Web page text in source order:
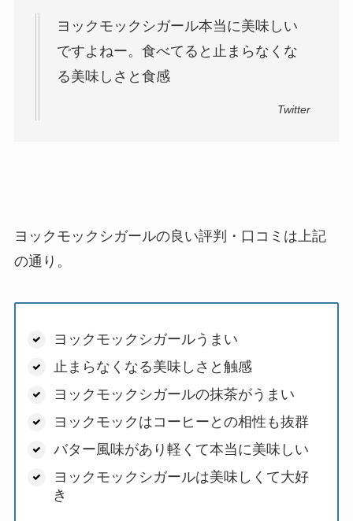
ヨックモックシガール本当に美味しい
ですよねー。食べてると止まらなくな
る美味しさと食感
Twitter
ヨックモックシガールの良い評判・口コミは上記
の通り。
ヨックモックシガールうまい
止まらなくなる美味しさと触感
ヨックモックシガールの抹茶がうまい
ヨックモックはコーヒーとの相性も抜群
バター風味があり軽くて本当に美味しい
ヨックモックシガールは美味しくて大好
き